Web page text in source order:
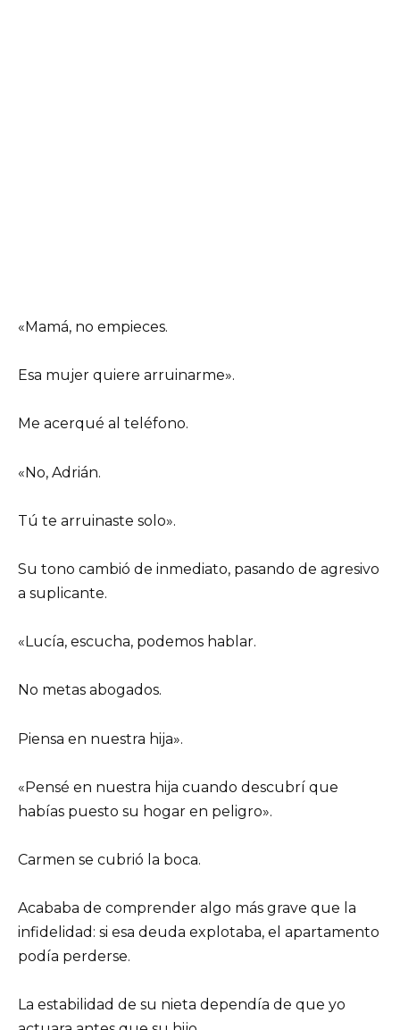
«Mamá, no empieces.
Esa mujer quiere arruinarme».
Me acerqué al teléfono.
«No, Adrián.
Tú te arruinaste solo».
Su tono cambió de inmediato, pasando de agresivo
a suplicante.
«Lucía, escucha, podemos hablar.
No metas abogados.
Piensa en nuestra hija».
«Pensé en nuestra hija cuando descubrí que
habías puesto su hogar en peligro».
Carmen se cubrió la boca.
Acababa de comprender algo más grave que la
infidelidad: si esa deuda explotaba, el apartamento
podía perderse.
La estabilidad de su nieta dependía de que yo